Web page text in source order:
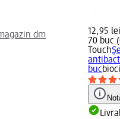
dm
12,95 lei
70 buc
Touch
buc